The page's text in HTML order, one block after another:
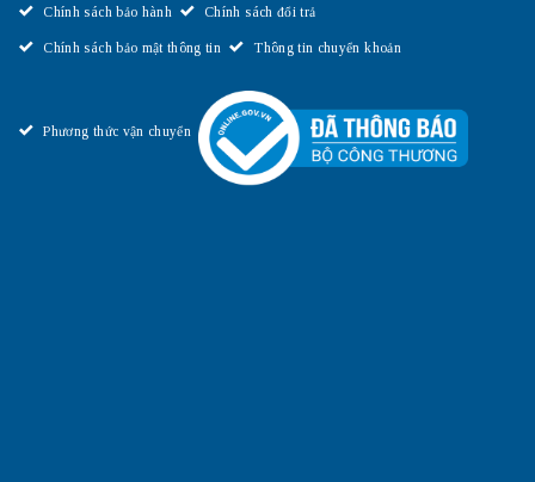
Chính sách bảo hành Chính sách đổi trả
Chính sách bảo mật thông tin Thông tin chuyển khoản
Phương thức vận chuyển